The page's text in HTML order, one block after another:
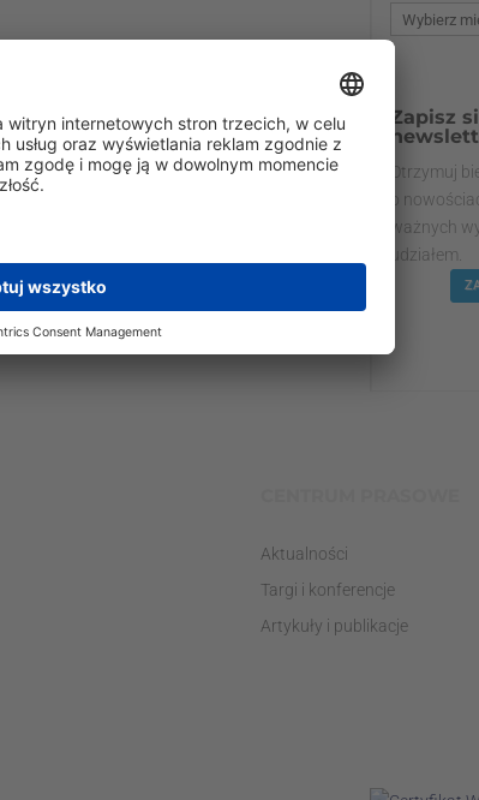
Zapisz
Otrzymuj
o
ważnych
udziałem.
Aktualności
Targi i konferencje
Artykuły i publikacje